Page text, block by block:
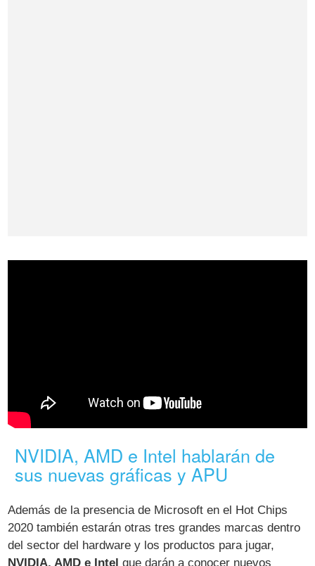
NVIDIA, AMD e Intel hablarán de
sus nuevas gráficas y APU
Además de la presencia de Microsoft en el Hot Chips
2020 también estarán otras tres grandes marcas dentro
del sector del hardware y los productos para jugar,
NVIDIA, AMD e Intel que darán a conocer nuevos